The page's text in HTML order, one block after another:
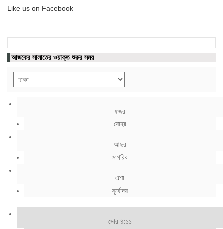
Like us on Facebook
আজকের সালাতের ওয়াক্ত শুরুর সময়
ফজর
যোহর
আছর
মাগরিব
এশা
সূর্যোদয়
ভোর ৪:১১